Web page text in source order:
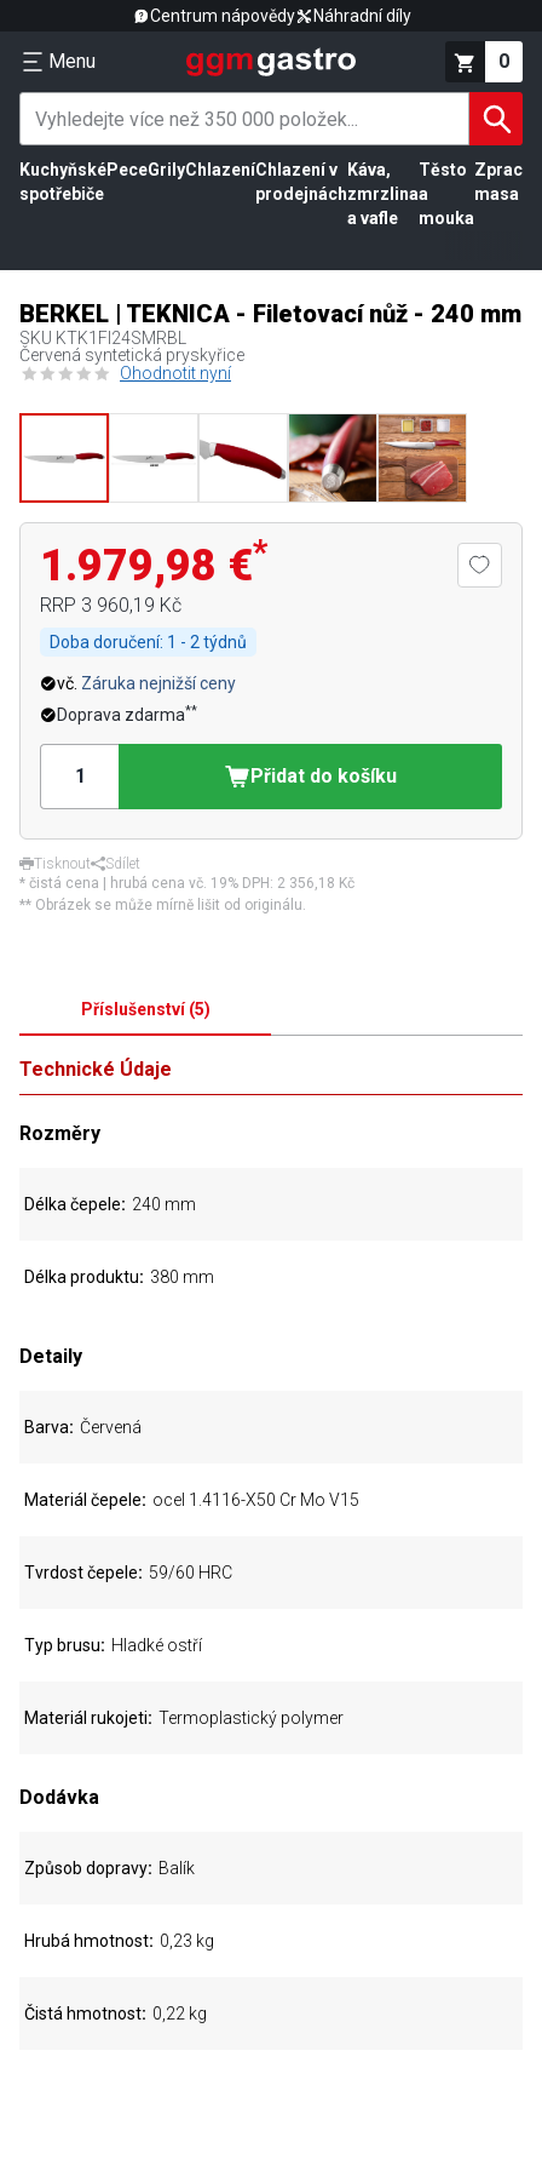
Centrum nápovědy Náhradní díly
Menu 0
Kuchyňské
spotřebiče
PeceGrilyChlazeníChlazení v
prodejnách
Káva,
zmrzlina
a vafle
Těsto
a
mouka
masa
BERKEL | TEKNICA - Filetovací nůž - 240 mm
SKU KTK1FI24SMRBL
Červená syntetická pryskyřice
Ohodnotit nyní
1.979,98 €*
RRP 3 960,19 Kč
Doba doručení: 1 - 2 týdnů
vč. Záruka nejnižší ceny
Doprava zdarma**
Přidat do košíku
Tisknout
Sdílet
* čistá cena | hrubá cena vč. 19% DPH: 2 356,18 Kč
** Obrázek se může mírně lišit od originálu.
Příslušenství(5)
Technické Údaje
Rozměry
Délka čepele 240 mm
Délka produktu 380 mm
Detaily
Barva Červená
Materiál čepele ocel 1.4116-X50 Cr Mo V15
Tvrdost čepele 59/60 HRC
Typ brusu Hladké ostří
Materiál rukojeti Termoplastický polymer
Dodávka
Způsob dopravy Balík
Hrubá hmotnost 0,23 kg
Čistá hmotnost 0,22 kg